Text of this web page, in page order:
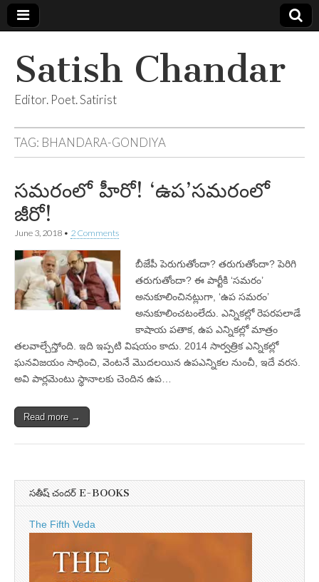
Satish Chandar
Editor. Poet. Satirist
TAG: BHANDARA-GONDIYA
సమరంలో హీరో! ‘ఉప’సమరంలో
జీరో!
June 3, 2018 • 2 Comments
బీజేపీ పెరుగుతోందా? తరుగుతోందా? పెరిగి
తరుగుతోందా? ఈ పార్టీకి ‘సమరం’
అనుకూలించినట్లుగా, ‘ఉప సమరం’
అనుకూలించటంలేదు. ఎన్నికల్లో రెపరపలాడే
కాషాయ పతాక, ఉప ఎన్నికల్లో మాత్రం
తలవాల్చేస్తోంది. ఇది ఇప్పటి విషయం కాదు. 2014 సార్వత్రిక ఎన్నికల్లో
ఘనవిజయం సాధించి, వెంటనే మొదలయిన ఉపఎన్నికల నుంచీ, ఇదే వరస.
అవి పార్లమెంటు స్థానాలకు చెందిన ఉప…
Read more →
సతీష్ చందర్ E-BOOKS
The Fifth Veda